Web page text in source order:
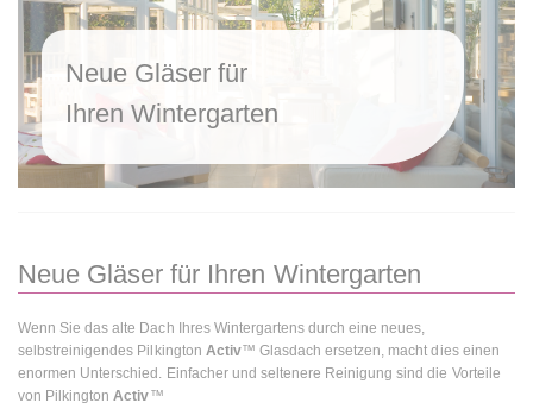
Neue Gläser für
Ihren Wintergarten
Neue Gläser für Ihren Wintergarten
Wenn Sie das alte Dach Ihres Wintergartens durch eine neues,
selbstreinigendes Pilkington Activ™ Glasdach ersetzen, macht dies einen
enormen Unterschied. Einfacher und seltenere Reinigung sind die Vorteile
von PilkingtonActiv™